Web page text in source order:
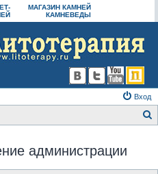
МАГАЗИН КАМНЕЙ
КАМНЕВЕДЫ
Вход
администрации